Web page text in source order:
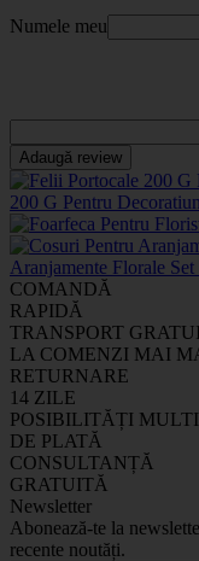
Numele meu
Adaugă review
200 G Pentru
Aranjamente Florale
COMANDĂ
RAPIDĂ
TRANSPORT
LA COMENZI MAI
RETURNARE
14 ZILE
POSIBILITĂȚI
DE PLATĂ
CONSULTANȚĂ
GRATUITĂ
Newsletter
Abonează-te la
recente noutăți.